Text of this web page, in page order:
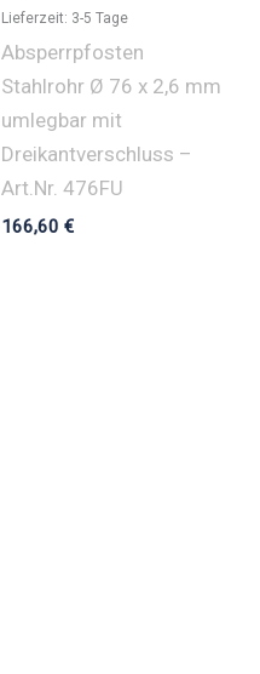
Lieferzeit: 3-5 Tage
Absperrpfosten
Stahlrohr Ø 76 x 2,6 mm
umlegbar mit
Dreikantverschluss –
Art.Nr. 476FU
166,60 €